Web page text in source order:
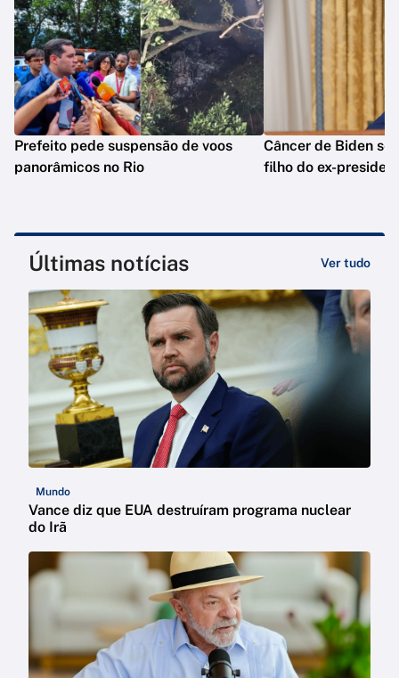
Prefeito pede suspensão de voos
panorâmicos no Rio
Câncer de Biden se
filho do ex-
Últimas notícias Ver tudo
Mundo
Vance diz que EUA destruíram programa nuclear
do Irã